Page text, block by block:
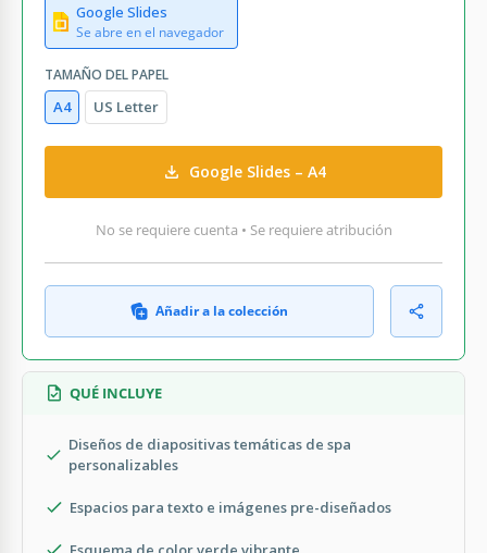
Google Slides
Se abre en el navegador
TAMAÑO DEL PAPEL
A4 US Letter
Google Slides – A4
No se requiere cuenta • Se requiere atribución
Añadir a la colección
QUÉ INCLUYE
Diseños de diapositivas temáticas de spa
personalizables
Espacios para texto e imágenes pre-diseñados